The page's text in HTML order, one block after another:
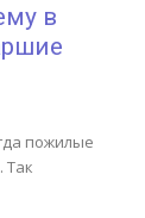
в
пожилые
Так